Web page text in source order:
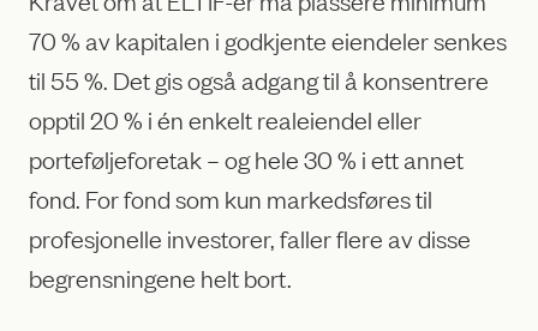
70 % av kapitalen i godkjente eiendeler senkes
til 55 %. Det gis også adgang til å konsentrere
opptil 20 % i én enkelt realeiendel eller
porteføljeforetak – og hele 30 % i ett annet
fond. For fond som kun markedsføres til
profesjonelle investorer, faller flere av disse
begrensningene helt bort.